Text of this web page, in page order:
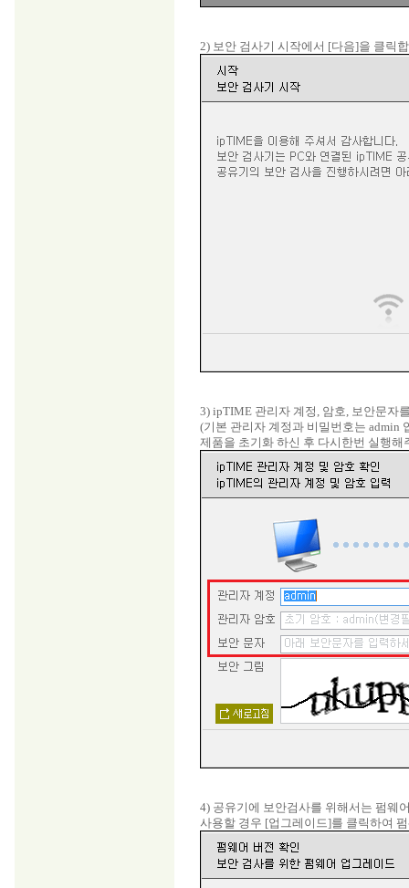
2) 보안 검사기 시작에서 [다음]을 클릭
3) ipTIME 관리자 계정, 암호, 보안문자
(기본 관리자 계정과 비밀번호는 admin
제품을 초기화 하신 후 다시한번 실행해
4) 공유기에 보안검사를 위해서는 펌웨
사용할 경우 [업그레이드]를 클릭하여